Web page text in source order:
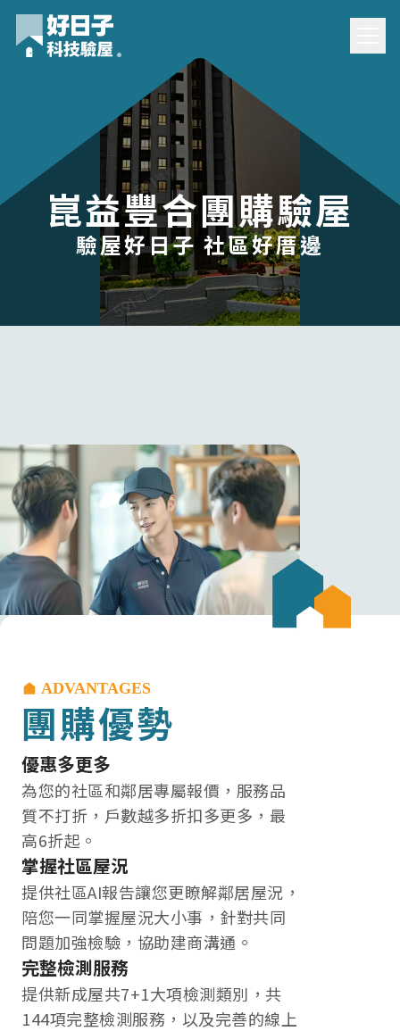
崑益豐合團購驗屋
驗屋好日子 社區好厝邊
ADVANTAGES
團購優勢
優惠多更多
為您的社區和鄰居專屬報價，服務品
質不打折，戶數越多折扣多更多，最
高6折起。
掌握社區屋況
提供社區AI報告讓您更瞭解鄰居屋況，
陪您一同掌握屋況大小事，針對共同
問題加強檢驗，協助建商溝通。
完整檢測服務
提供新成屋共7+1大項檢測類別，共
144項完整檢測服務，以及完善的線上